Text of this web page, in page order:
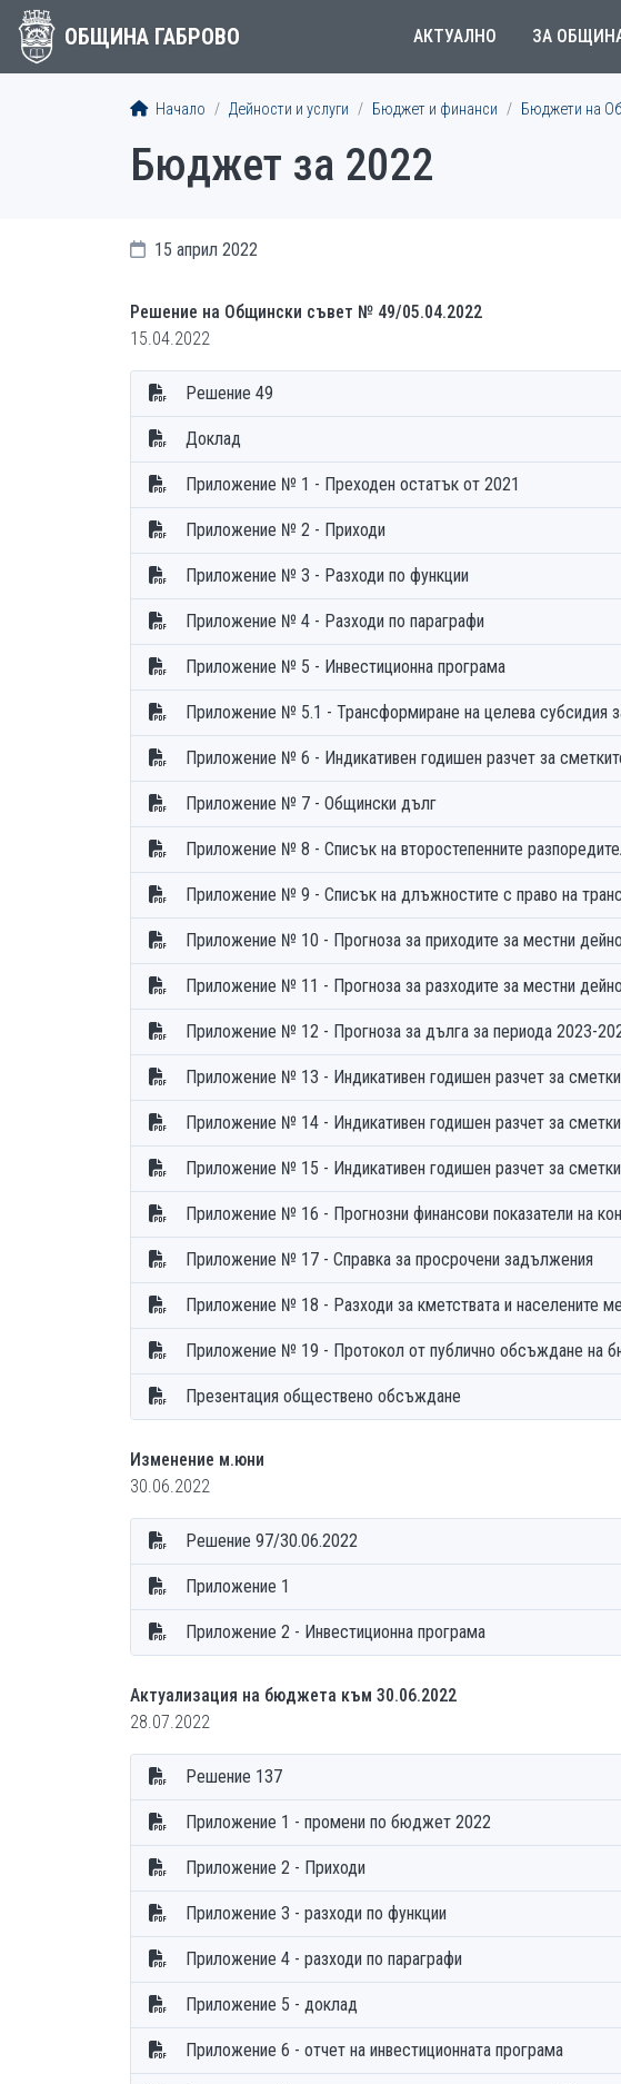
ОБЩИНА ГАБРОВО АКТУАЛНО ЗА
Начало Дейности и услуги Бюджет и финанси Бюджети на
Бюджет за 2022
15 април 2022
Решение на Общински съвет № 49/05.04.2022
15.04.2022
Решение 49
Доклад
Приложение № 1 - Преходен остатък от 2021
Приложение № 2 - Приходи
Приложение № 3 - Разходи по функции
Приложение № 4 - Разходи по параграфи
Приложение № 5 - Инвестиционна програма
Приложение № 5.1 - Трансформиране на целева субсидия
Приложение № 6 - Индикативен годишен разчет
Приложение № 7 - Общински дълг
Приложение № 8 - Списък на второстепенните
Приложение № 9 - Списък на длъжностите с право на
Приложение № 10 - Прогноза за приходите за местни
Приложение № 11 - Прогноза за разходите за местни
Приложение № 12 - Прогноза за дълга за периода 2023-
Приложение № 13 - Индикативен годишен разчет за
Приложение № 14 - Индикативен годишен разчет за
Приложение № 15 - Индикативен годишен разчет за
Приложение № 16 - Прогнозни финансови показатели на
Приложение № 17 - Справка за просрочени задължения
Приложение № 18 - Разходи за кметствата и населените
Приложение № 19 -
Презентация обществено обсъждане
Изменение м.юни
30.06.2022
Решение 97/30.06.2022
Приложение 1
Приложение 2 - Инвестиционна програма
Актуализация на бюджета към 30.06.2022
28.07.2022
Решение 137
Приложение 1 - промени по бюджет 2022
Приложение 2 - Приходи
Приложение 3 - разходи по функции
Приложение 4 - разходи по параграфи
Приложение 5 - доклад
Приложение 6 - отчет на инвестиционната програма